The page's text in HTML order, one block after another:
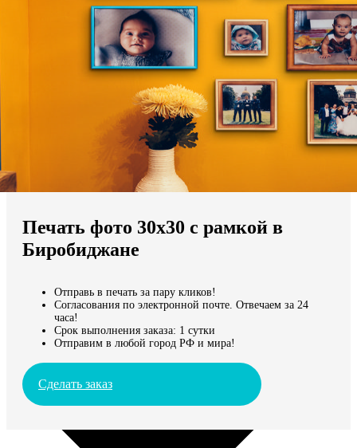
Мы доставляем по всему миру
Продолжить без города
Печать фото 30х30 с рамкой в
Биробиджане
Отправь в печать за пару кликов!
Согласования по электронной почте. Отвечаем за 24
часа!
Срок выполнения заказа: 1 сутки
Отправим в любой город РФ и мира!
Сделать заказ